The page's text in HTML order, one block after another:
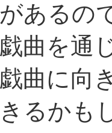
があるの
戯曲を通
戯曲に向
きるかも